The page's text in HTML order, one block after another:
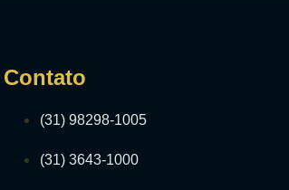
Contato
(31) 98298-1005
(31) 3643-1000